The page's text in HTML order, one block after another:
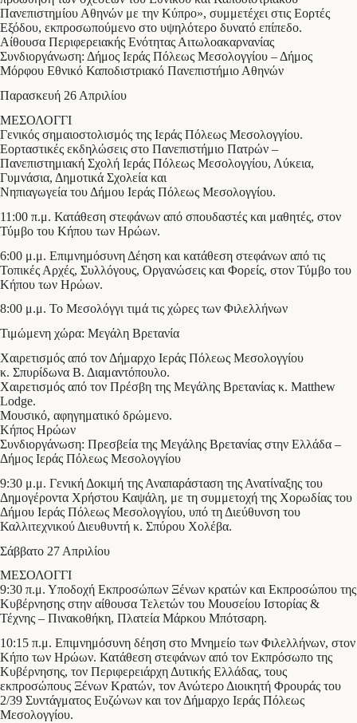
Πανεπιστημίου Αθηνών με την Κύπρο», συμμετέχει στις Εορτές
Εξόδου, εκπροσωπούμενο στο υψηλότερο δυνατό επίπεδο.
Αίθουσα Περιφερειακής Ενότητας Αιτωλοακαρνανίας
Συνδιοργάνωση: Δήμος Ιεράς Πόλεως Μεσολογγίου – Δήμος
Μόρφου Εθνικό Καποδιστριακό Πανεπιστήμιο Αθηνών
Παρασκευή 26 Απριλίου
ΜΕΣΟΛΟΓΓΙ
Γενικός σημαιοστολισμός της Ιεράς Πόλεως Μεσολογγίου.
Εορταστικές εκδηλώσεις στο Πανεπιστήμιο Πατρών –
Πανεπιστημιακή Σχολή Ιεράς Πόλεως Μεσολογγίου, Λύκεια,
Γυμνάσια, Δημοτικά Σχολεία και
Νηπιαγωγεία του Δήμου Ιεράς Πόλεως Μεσολογγίου.
11:00 π.μ. Κατάθεση στεφάνων από σπουδαστές και μαθητές, στον
Τύμβο του Κήπου των Ηρώων.
6:00 μ.μ. Επιμνημόσυνη Δέηση και κατάθεση στεφάνων από τις
Τοπικές Αρχές, Συλλόγους, Οργανώσεις και Φορείς, στον Τύμβο του
Κήπου των Ηρώων.
8:00 μ.μ. Το Μεσολόγγι τιμά τις χώρες των Φιλελλήνων
Τιμώμενη χώρα: Μεγάλη Βρετανία
Χαιρετισμός από τον Δήμαρχο Ιεράς Πόλεως Μεσολογγίου
κ. Σπυρίδωνα Β. Διαμαντόπουλο.
Χαιρετισμός από τον Πρέσβη της Μεγάλης Βρετανίας κ. Matthew
Lodge.
Μουσικό, αφηγηματικό δρώμενο.
Κήπος Ηρώων
Συνδιοργάνωση: Πρεσβεία της Μεγάλης Βρετανίας στην Ελλάδα –
Δήμος Ιεράς Πόλεως Μεσολογγίου
9:30 μ.μ. Γενική Δοκιμή της Αναπαράσταση της Ανατίναξης του
Δημογέροντα Χρήστου Καψάλη, με τη συμμετοχή της Χορωδίας του
Δήμου Ιεράς Πόλεως Μεσολογγίου, υπό τη Διεύθυνση του
Καλλιτεχνικού Διευθυντή κ. Σπύρου Χολέβα.
Σάββατο 27 Απριλίου
ΜΕΣΟΛΟΓΓΙ
9:30 π.μ. Υποδοχή Εκπροσώπων Ξένων κρατών και Εκπροσώπου της
Κυβέρνησης στην αίθουσα Τελετών του Μουσείου Ιστορίας &
Τέχνης – Πινακοθήκη, Πλατεία Μάρκου Μπότσαρη.
10:15 π.μ. Επιμνημόσυνη δέηση στο Μνημείο των Φιλελλήνων, στον
Κήπο των Ηρώων. Κατάθεση στεφάνων από τον Εκπρόσωπο της
Κυβέρνησης, τον Περιφερειάρχη Δυτικής Ελλάδας, τους
εκπροσώπους Ξένων Κρατών, τον Ανώτερο Διοικητή Φρουράς του
2/39 Συντάγματος Ευζώνων και τον Δήμαρχο Ιεράς Πόλεως
Μεσολογγίου.